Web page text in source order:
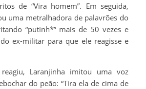
de “Vira homem”. Em seguida,
uma metralhadora de palavrões do
“putinh*” mais de 50 vezes e
ex-militar para que ele reagisse e
Laranjinha imitou uma voz
do peão: “Tira ela de cima de